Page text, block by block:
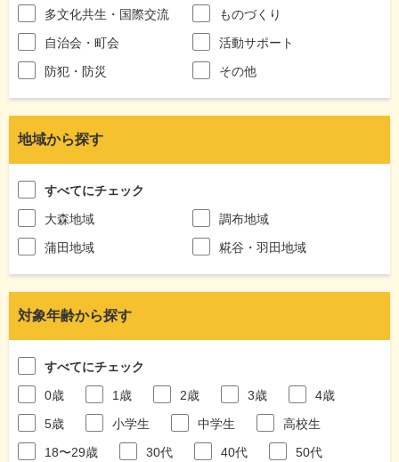
多文化共生・国際交流
ものづくり
自治会・町会
活動サポート
防犯・防災
その他
地域から探す
すべてにチェック
大森地域
調布地域
蒲田地域
糀谷・羽田地域
対象年齢から探す
すべてにチェック
0歳
1歳 2歳 3歳
4歳
5歳
小学生 中学生
高校生
18〜29歳
30代 40代
50代